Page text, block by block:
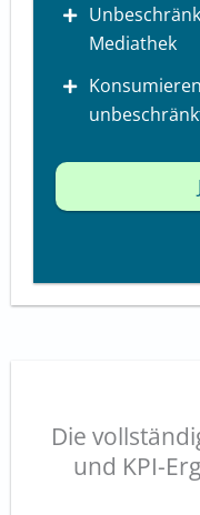
Mediathek
Die
und KPI-